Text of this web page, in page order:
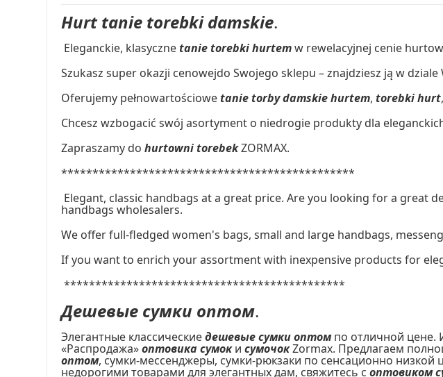
Hurt tanie torebki damskie.
Eleganckie, klasycznetanie torebki hurtemw rewelacyjnej cenie
Szukasz super okazji cenowejdo Swojego sklepu – znajdziesz ją w
Oferujemy pełnowartościowetanie torby damskie hurtem,torebki hurt
Chcesz wzbogacić swój asortyment o niedrogie produkty dla
Zapraszamy dohurtowni torebekZORMAX.
***********************************************
Elegant, classic handbags at a great price. Are you looking for a great
handbags wholesalers.
We offer full-fledged women's bags, small and large handbags,
If you want to enrich your assortment with inexpensive products for
*********************************************
Дешевые сумки оптом.
Элегантные классическиедешевые сумки оптомпо отличной цене.
«Распродажа»оптовика сумокисумочокZormax. Предлагаем
оптом, сумки-мессенджеры, сумки-рюкзаки по сенсационно низкой
недорогими товарами для элегантных дам, свяжитесь соптовиком